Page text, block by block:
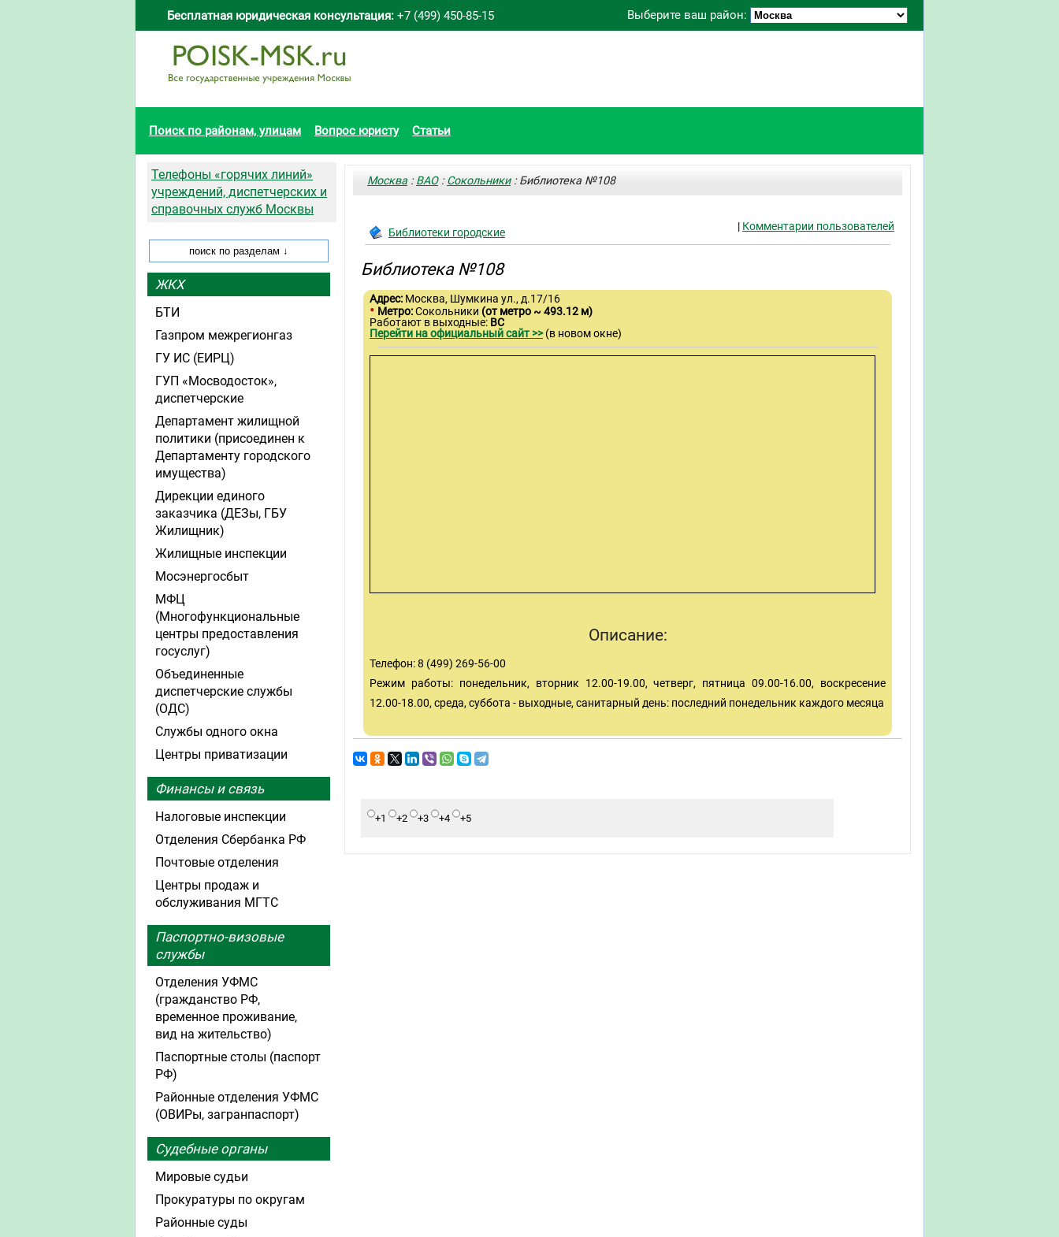
Выберите ваш район:
Бесплатная юридическая консультация: +7 (499) 450-85-15
Поиск по районам, улицам Вопрос юристу Статьи
Москва :ВАО:Сокольники: Библиотека №108
| Комментарии пользователей
Библиотеки городские
Библиотека №108
Адрес: Москва, Шумкина ул., д.17/16
• Метро:Сокольники (от метро ~ 493.12 м)
Работают в выходные: ВС
Перейти на официальный сайт >>(в новом окне)
Описание:
Телефон: 8 (499) 269-56-00
Режим работы: понедельник, вторник 12.00-19.00, четверг, пятница 09.00-16.00, воскресение
12.00-18.00, среда, суббота - выходные, санитарный день: последний понедельник каждого месяца
+1 +2 +3 +4 +5
Телефоны «горячих линий»
учреждений, диспетчерских и
справочных служб Москвы
ЖКХ
БТИ
Газпром межрегионгаз
ГУ ИС (ЕИРЦ)
ГУП «Мосводосток»,
диспетчерские
Департамент жилищной
политики (присоединен к
Департаменту городского
имущества)
Дирекции единого
заказчика (ДЕЗы, ГБУ
Жилищник)
Жилищные инспекции
Мосэнергосбыт
МФЦ
(Многофункциональные
центры предоставления
госуслуг)
Объединенные
диспетчерские службы
(ОДС)
Службы одного окна
Центры приватизации
Финансы и связь
Налоговые инспекции
Отделения Сбербанка РФ
Почтовые отделения
Центры продаж и
обслуживания МГТС
Паспортно-визовые
службы
Отделения УФМС
(гражданство РФ,
временное проживание,
вид на жительство)
Паспортные столы (паспорт
РФ)
Районные отделения УФМС
(ОВИРы, загранпаспорт)
Судебные органы
Мировые судьи
Прокуратуры по округам
Районные суды